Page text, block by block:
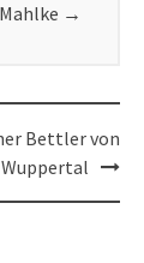
→
Bettler von
Wuppertal